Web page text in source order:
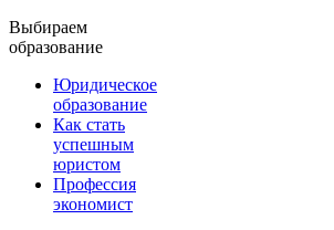
Выбираем
образование
Юридическое
образование
Как стать
успешным
юристом
Профессия
экономист